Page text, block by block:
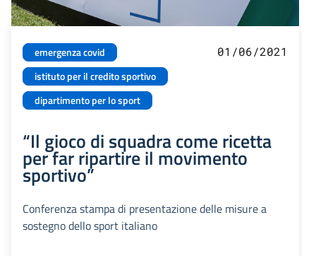
emergenza covid
istituto per il credito sportivo
dipartimento per lo sport
01/06/2021
“Il gioco di squadra come ricetta
per far ripartire il movimento
sportivo”
Conferenza stampa di presentazione delle misure a
sostegno dello sport italiano